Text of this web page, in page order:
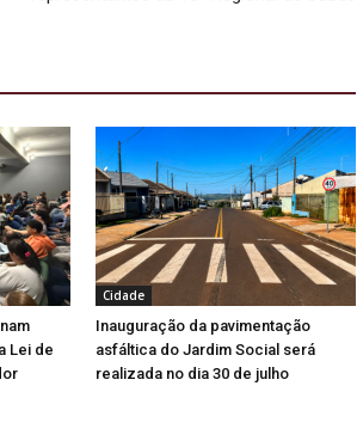
Lei de
Cidade
Inauguração da pavimentação
asfáltica do Jardim Social será
realizada no dia 30 de julho